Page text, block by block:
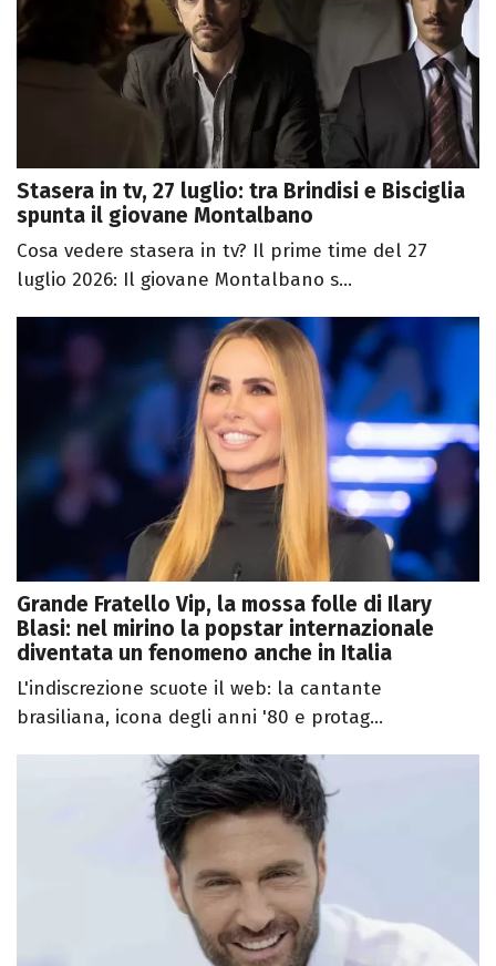
Stasera in tv, 27 luglio: tra Brindisi e Bisciglia
spunta il giovane Montalbano
Cosa vedere stasera in tv? Il prime time del 27
luglio 2026: Il giovane Montalbano s...
Grande Fratello Vip, la mossa folle di Ilary
Blasi: nel mirino la popstar internazionale
diventata un fenomeno anche in Italia
L'indiscrezione scuote il web: la cantante
brasiliana, icona degli anni '80 e protag...